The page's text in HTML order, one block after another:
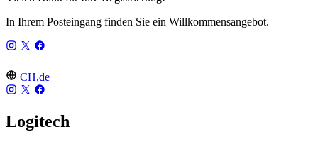
In Ihrem Posteingang finden Sie ein Willkommensangebot.
CH,de
Logitech